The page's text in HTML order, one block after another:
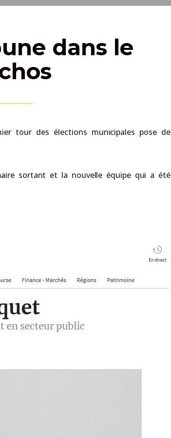
dans le
tour des élections municipales pose de
sortant et la nouvelle équipe qui a été